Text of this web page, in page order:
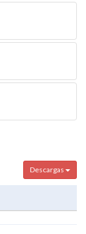
Descargas